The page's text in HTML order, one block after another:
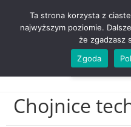
ZADZWOŃ
Chojnice
Ta strona korzysta z
najwyższym poziomie.
że zgadzasz
Zgoda